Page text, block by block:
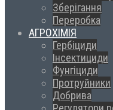
Зберігання
Переробка
АГРОХІМІЯ
Гербіциди
Інсектициди
Фунгіциди
Протруйники
Добрива